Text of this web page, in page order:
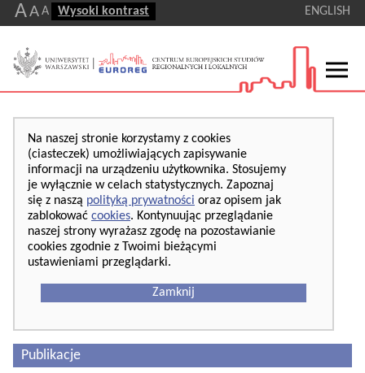
AA A Wysoki kontrast ENGLISH
Na naszej stronie korzystamy z cookies
(ciasteczek) umożliwiających zapisywanie
informacji na urządzeniu użytkownika. Stosujemy
je wyłącznie w celach statystycznych. Zapoznaj
się z naszą polityką prywatności oraz opisem jak
zablokować cookies. Kontynuując przeglądanie
naszej strony wyrażasz zgodę na pozostawianie
cookies zgodnie z Twoimi bieżącymi
ustawieniami przeglądarki.
Zamknij
Publikacje